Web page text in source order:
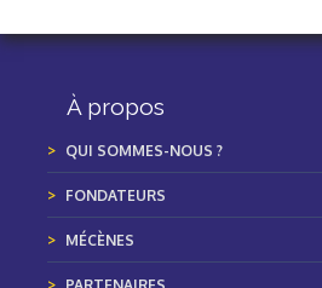
À propos
QUI SOMMES-NOUS ?
FONDATEURS
MÉCÈNES